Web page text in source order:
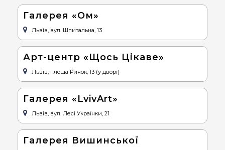
Галерея «Ом»
Львів, вул. Шпитальна, 13
Арт-центр «Щось Цікаве»
Львів, площа Ринок, 13 (у дворі)
Галерея «LvivArt»
Львів, вул. Лесі Українки, 21
Галерея Вишинської